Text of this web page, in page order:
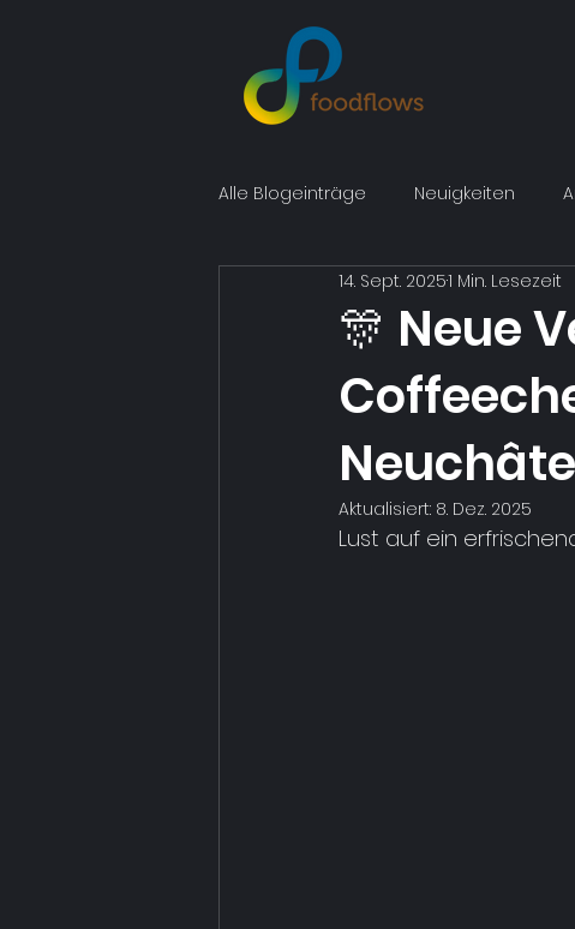
Alle Blogeinträge Neuigkeiten
🎊 Neue
14. Sept. 20251 Min. Lesezeit
Aktualisiert: 8. Dez. 2025
Lust auf ein